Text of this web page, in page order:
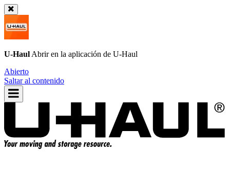
U-Haul Abrir en la aplicación de U-Haul
Abierto
Saltar al contenido